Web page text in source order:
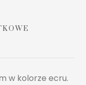
w kolorze ecru.